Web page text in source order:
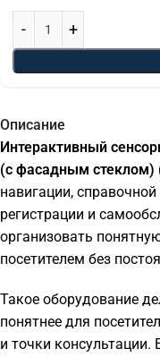
Описание
Интерактивный
(с фасадным
навигации,
регистрации и
организовать
посетителем без
Такое оборудование
понятнее для
и точки консультации.